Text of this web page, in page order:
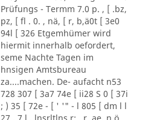
Prüfungs - Termm 7.0 p. , [ .bz,
pz, [ fl . 0. , nä, [ r, b,ä0t [ 3e0
94l [ 326 Etgemhümer wird
hiermit innerhalb oefordert,
seme Nachte Tagen im
hnsigen Amtsbureau
za....machen. De- aufacht n53
728 307 [ 3a7 74e [ ii28 S 0 [ 37i
; ) 35 [ 72e - [ ' '" - l 805 [ dm l l